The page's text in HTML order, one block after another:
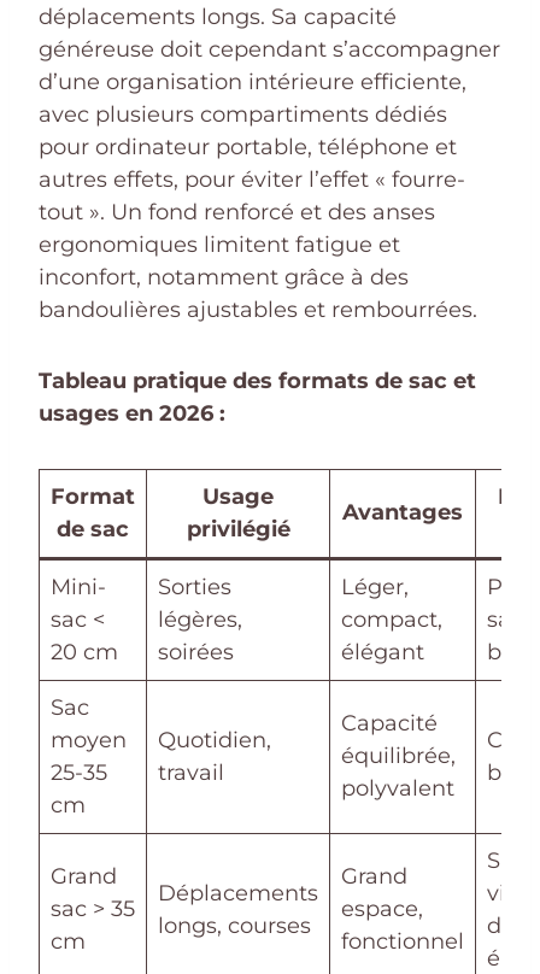
déplacements longs. Sa capacité
généreuse doit cependant s’accompagner
d’une organisation intérieure efficiente,
avec plusieurs compartiments dédiés
pour ordinateur portable, téléphone et
autres effets, pour éviter l’effet « fourre-
tout ». Un fond renforcé et des anses
ergonomiques limitent fatigue et
inconfort, notamment grâce à des
bandoulières ajustables et rembourrées.
Tableau pratique des formats de sac et
usages en 2026 :
Format
de sac
Usage
privilégié
Avantages
Mini-
sac <
20 cm
Sorties
légères,
soirées
Léger,
compact,
élégant
sacs
Sac
moyen
25-35
cm
Quotidien,
travail
Capacité
équilibrée,
polyvalent
Grand
sac > 35
cm
Déplacements
longs, courses
Grand
espace,
fonctionnel
ville,
dos